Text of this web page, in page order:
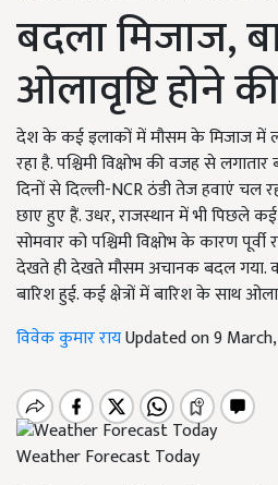
बदला मिजाज,
ओलावृष्टि होने
देश के कई इलाकों में मौसम के मिजाज में
रहा है. पश्चिमी विक्षोभ की वजह से
दिनों से दिल्ली-NCR ठंडी तेज हवाएं चल
छाए हुए हैं. उधर, राजस्थान में भी पिछले
सोमवार को पश्चिमी विक्षोभ के कारण
देखते ही देखते मौसम अचानक बदल गया.
बारिश हुई. कई क्षेत्रों में बारिश के साथ
विवेक कुमार रायUpdated on 9
Weather Forecast Today